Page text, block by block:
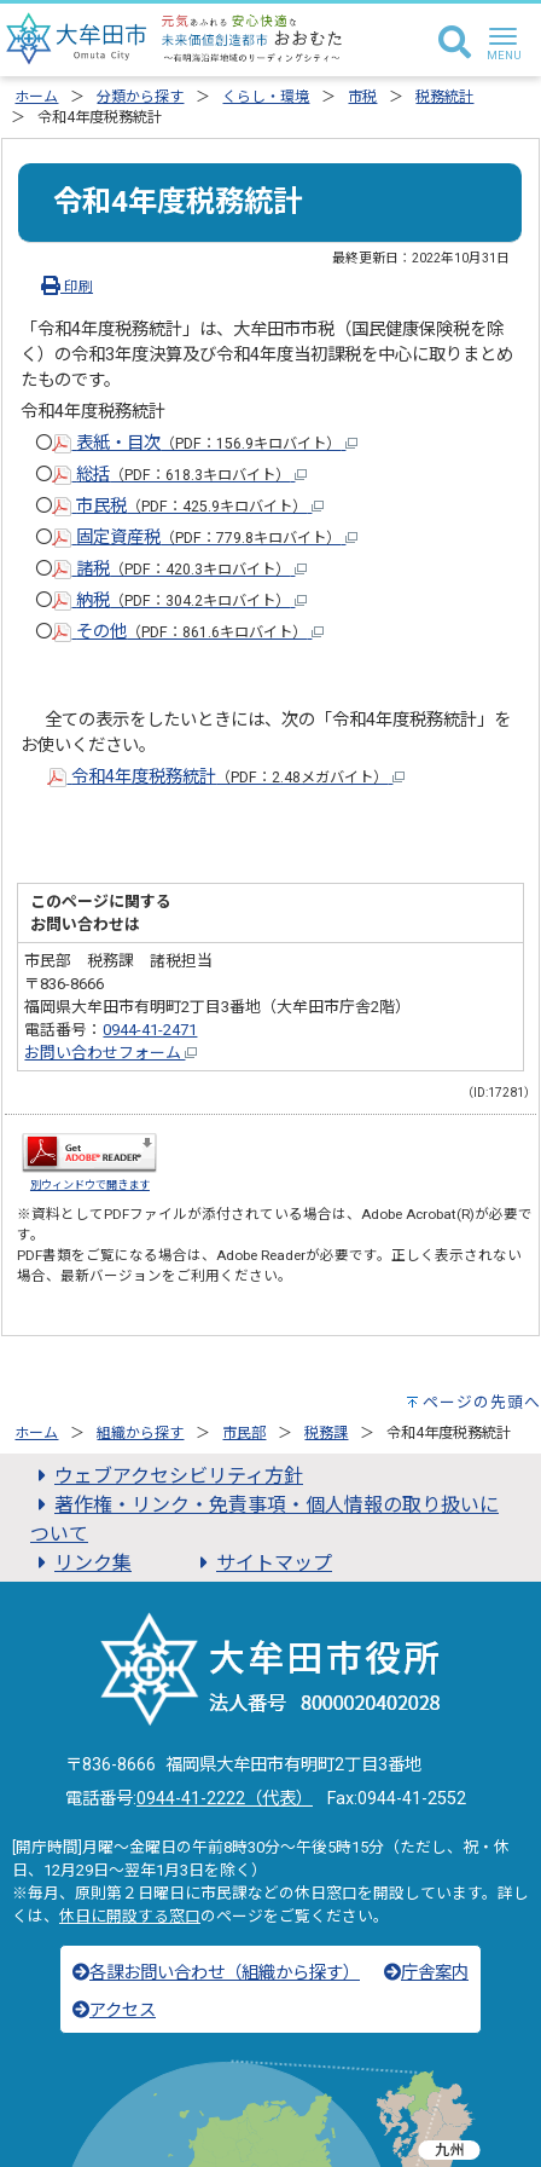
ホーム 分類から探す くらし・環境 市税
税務統計
令和4年度税務統計
令和4年度税務統計
最終更新日：2022年10月31日
印刷
「令和4年度税務統計」は、大牟田市市税（国民健康保険税を除
く）の令和3年度決算及び令和4年度当初課税を中心に取りまとめ
たものです。
令和4年度税務統計
〇
表紙・目次 （PDF：156.9キロバイト）
〇 総括 （PDF：618.3キロバイト）
〇 市民税 （PDF：425.9キロバイト）
〇 固定資産税 （PDF：779.8キロバイト）
〇 諸税 （PDF：420.3キロバイト）
〇 納税 （PDF：304.2キロバイト）
〇 その他 （PDF：861.6キロバイト）
全ての表示をしたいときには、次の「令和4年度税務統計」を
お使いください。
令和4年度税務統計 （PDF：2.48メガバイト）
このページに関する
お問い合わせは
市民部 税務課 諸税担当
〒836-8666
福岡県大牟田市有明町2丁目3番地（大牟田市庁舎2階）
電話番号：0944-41-2471
お問い合わせフォーム
（ID:17281）
別ウィンドウで開きます
※資料としてPDFファイルが添付されている場合は、Adobe Acrobat(R)が必要で
す。
PDF書類をご覧になる場合は、Adobe Readerが必要です。正しく表示されない
場合、最新バージョンをご利用ください。
ページの先頭へ
ホーム 組織から探す 市民部 税務課 令和4年度税務統計
ウェブアクセシビリティ方針
著作権・リンク・免責事項・個人情報の取り扱いに
ついて
リンク集
サイトマップ
〒836-8666 福岡県大牟田市有明町2丁目3番地
電話番号:0944-41-2222（代表） Fax:0944-41-2552
[開庁時間]月曜～金曜日の午前8時30分～午後5時15分（ただし、祝・休
日、12月29日～翌年1月3日を除く）
※毎月、原則第２日曜日に市民課などの休日窓口を開設しています。詳し
くは、 休日に開設する窓口のページをご覧ください。
各課お問い合わせ（組織から探す）
庁舎案内
アクセス